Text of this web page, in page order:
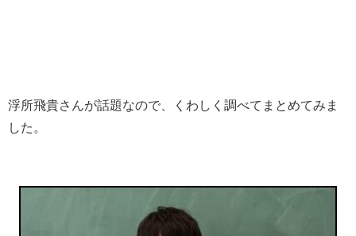
浮所飛貴さんが話題なので、くわしく調べてまとめてみま
した。